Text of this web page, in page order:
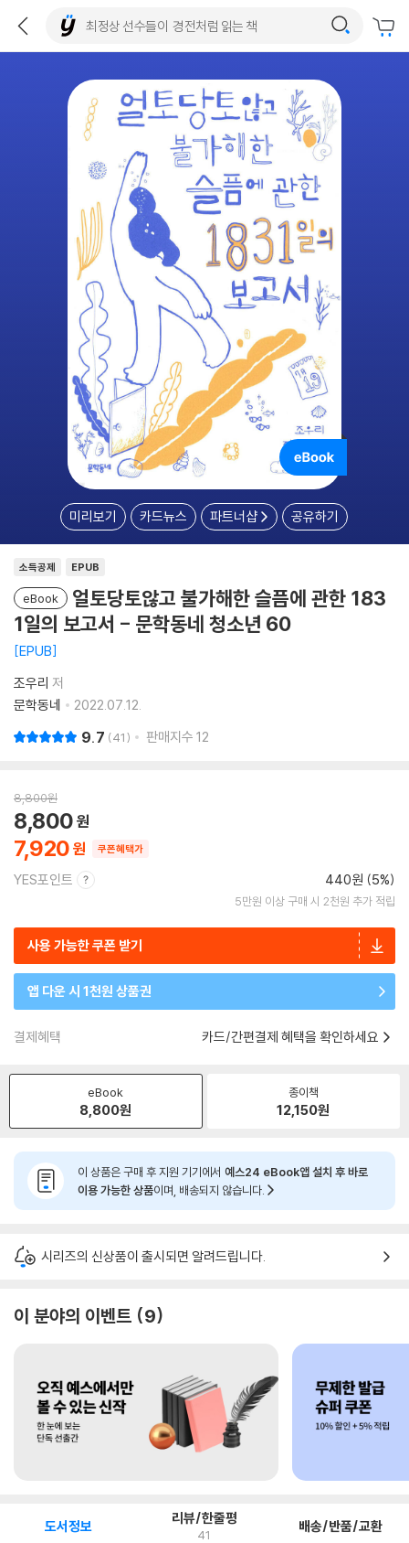
미리보기 카드뉴스 파트너샵 공유하기
소득공제 EPUB
eBook
얼토당토않고 불가해한 슬픔에 관한 183
1일의 보고서 - 문학동네 청소년 60
EPUB
조우리 저
문학동네
2022.07.12.
9.7 41 판매지수 12
8,800원
7,920
8,800
쿠폰혜택가
YES포인트 440원 (5%)
5만원 이상 구매 시 2천원 추가 적립
사용 가능한 쿠폰 받기
앱 다운 시 1천원 상품권
결제혜택 카드/간편결제 혜택을 확인하세요
eBook
8,800원
종이책
12,150원
이 상품은 구매 후 지원 기기에서 예스24 eBook앱 설치 후 바로
이용 가능한 상품이며, 배송되지 않습니다.
시리즈의 신상품이 출시되면 알려드립니다.
이 분야의 이벤트 9
도서정보 리뷰/한줄평
41 배송/반품/교환